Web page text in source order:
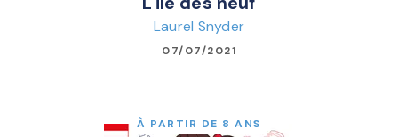
Laurel Snyder
07/07/2021
À PARTIR DE 8 ANS